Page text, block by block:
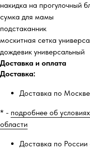
накидка на прогулочный
сумка для мамы
подстаканник
москитная сетка
дождевик универсальный
Доставка и оплата
Доставка:
Доставка по
* - подробнее об
области
Доставка по